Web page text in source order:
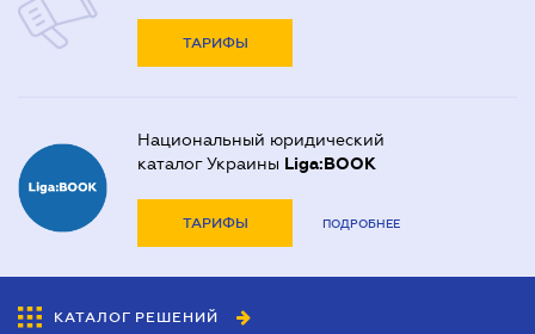
ТАРИФЫ
Национальный юридический
каталог Украины Liga:BOOK
ТАРИФЫ ПОДРОБНЕЕ
КАТАЛОГ РЕШЕНИЙ